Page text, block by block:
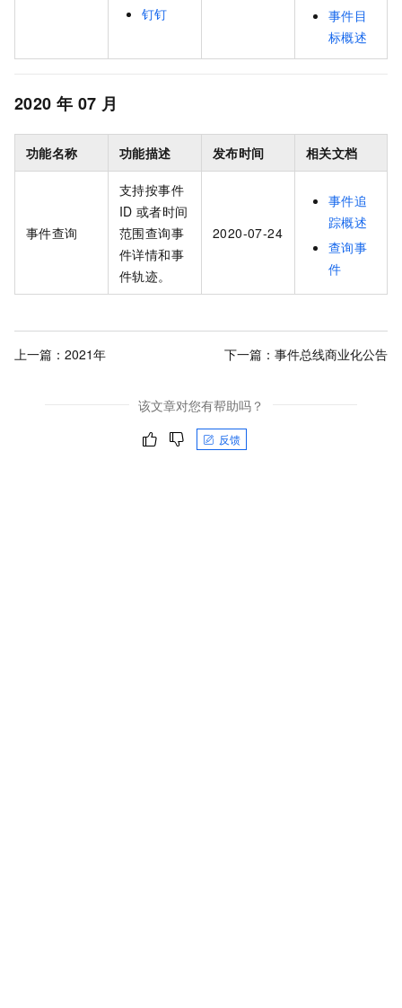
钉钉
事件目
标概述
2020 年 07 月
功能名称 功能描述 发布时间 相关文档
事件查询
支持按事件
ID 或者时间
范围查询事
件详情和事
件轨迹。
2020-07-24
事件追
踪概述
查询事
件
上一篇： 2021年 下一篇： 事件总线商业化公告
该文章对您有帮助吗？
反馈